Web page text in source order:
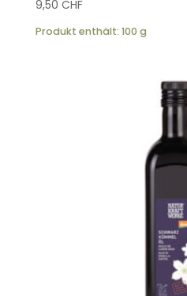
9,50 CHF
Produkt enthält: 100 g